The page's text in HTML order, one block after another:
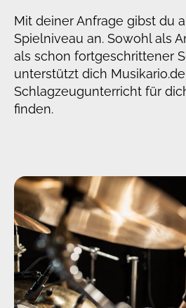
Mit deiner Anfrage gibst du
Spielniveau an. Sowohl als
als schon fortgeschrittener
unterstützt dich
Schlagzeugunterricht für
finden.